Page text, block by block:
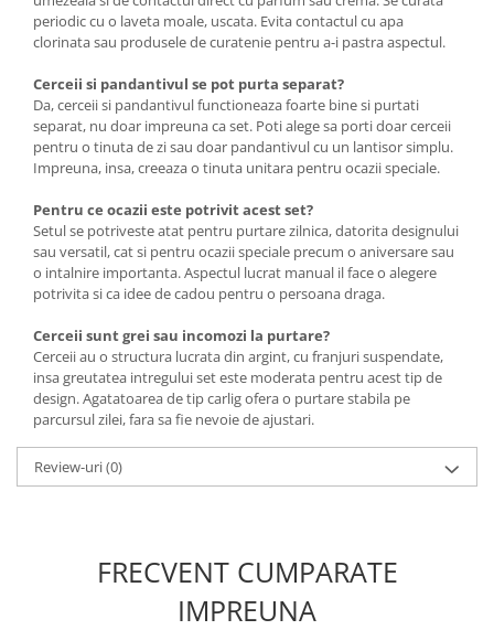
periodic cu o laveta moale, uscata. Evita contactul cu apa
clorinata sau produsele de curatenie pentru a-i pastra aspectul.
Cerceii si pandantivul se pot purta separat?
Da, cerceii si pandantivul functioneaza foarte bine si purtati
separat, nu doar impreuna ca set. Poti alege sa porti doar cerceii
pentru o tinuta de zi sau doar pandantivul cu un lantisor simplu.
Impreuna, insa, creeaza o tinuta unitara pentru ocazii speciale.
Pentru ce ocazii este potrivit acest set?
Setul se potriveste atat pentru purtare zilnica, datorita designului
sau versatil, cat si pentru ocazii speciale precum o aniversare sau
o intalnire importanta. Aspectul lucrat manual il face o alegere
potrivita si ca idee de cadou pentru o persoana draga.
Cerceii sunt grei sau incomozi la purtare?
Cerceii au o structura lucrata din argint, cu franjuri suspendate,
insa greutatea intregului set este moderata pentru acest tip de
design. Agatatoarea de tip carlig ofera o purtare stabila pe
parcursul zilei, fara sa fie nevoie de ajustari.
Review-uri(0)
FRECVENT CUMPARATE
IMPREUNA